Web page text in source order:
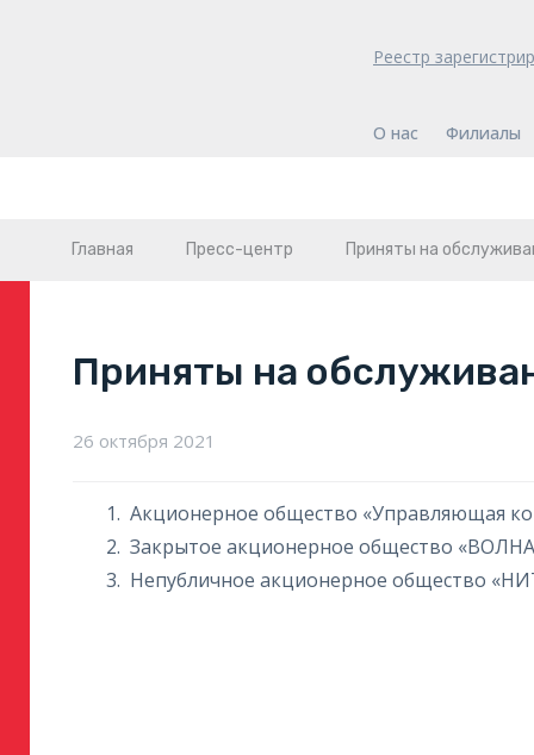
Реестр
О нас Филиалы
Главная Пресс-центр Приняты на
Приняты на
26 октября 2021
Акционерное общество «Управляющая
Закрытое акционерное общество
Непубличное акционерное общество